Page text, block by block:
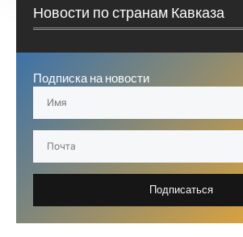
Новости по странам Кавказа
Подписка на новости
Подписаться